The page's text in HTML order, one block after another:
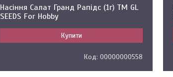
Насіння Салат Гранд Рапідс (1г) ТМ GL
SEEDS For Hobby
Купити
00000000558